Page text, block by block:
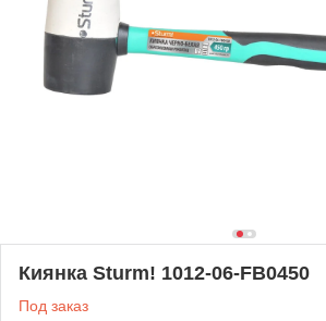
Киянка Sturm! 1012-06-FB0450
Под заказ